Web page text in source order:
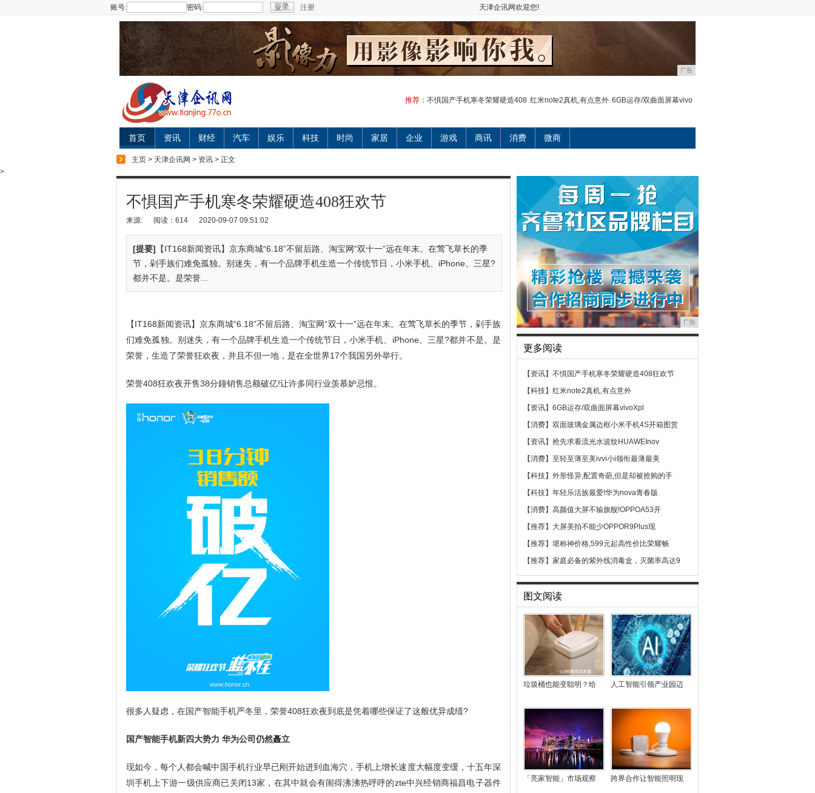
账号: 密码: 注册 天津企讯网欢迎您!
广告
推荐： 不惧国产手机寒冬荣耀硬造408 红米note2真机,有点意外 6GB运存/双曲面屏幕vivo
首页 资讯 财经 汽车 娱乐 科技 时尚 家居 企业 游戏 商讯 消费 微商
主页 > 天津企讯网 > 资讯 > 正文
>
不惧国产手机寒冬荣耀硬造408狂欢节
来源: 阅读：614 2020-09-07 09:51:02
[提要] 【IT168新闻资讯】京东商城“6.18”不留后路、淘宝网“双十一”远在年末。在莺飞草长的季
节，剁手族们难免孤独。别迷失，有一个品牌手机生造一个传统节日，小米手机、iPhone、三星?
都并不是。是荣誉...
【IT168新闻资讯】京东商城“6.18”不留后路、淘宝网“双十一”远在年末。在莺飞草长的季节，剁手族
们难免孤独。别迷失，有一个品牌手机生造一个传统节日，小米手机、iPhone、三星?都并不是。是
荣誉，生造了荣誉狂欢夜，并且不但一地，是在全世界17个我国另外举行。
荣誉408狂欢夜开售38分鐘销售总额破亿!让许多同行业羡慕妒忌恨。
很多人疑虑，在国产智能手机严冬里，荣誉408狂欢夜到底是凭着哪些保证了这般优异成绩?
国产智能手机新四大势力 华为公司仍然矗立
现如今，每个人都会喊中国手机行业早已刚开始进到血海穴，手机上增长速度大幅度变缓，十五年深
圳手机上下游一级供应商已关闭13家，在其中就会有闹得沸沸热呼呼的zte中兴经销商福昌电子器件
广告
更多阅读
【资讯】 不惧国产手机寒冬荣耀硬造408狂欢节
【科技】 红米note2真机,有点意外
【资讯】 6GB运存/双曲面屏幕vivoXpl
【消费】 双面玻璃金属边框小米手机4S开箱图赏
【资讯】 抢先求看流光水波纹HUAWEInov
【消费】 至轻至薄至美ivvi小i领衔最薄最美
【科技】 外形怪异,配置奇葩,但是却被抢购的手
【科技】 年轻乐活族最爱!华为nova青春版
【消费】 高颜值大屏不输旗舰!OPPOA53开
【推荐】 大屏美拍不能少OPPOR9Plus现
【推荐】 堪称神价格,599元起高性价比荣耀畅
【推荐】 家庭必备的紫外线消毒盒，灭菌率高达9
图文阅读
垃圾桶也能变聪明？给 人工智能引领产业园迈
「亮家智能」市场观察 跨界合作让智能照明现